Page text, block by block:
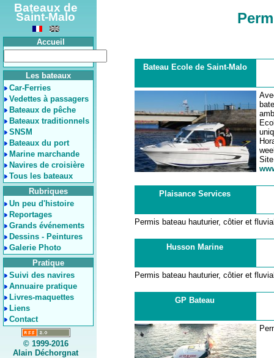
Bateaux de
Saint-Malo
Accueil
Les bateaux
Car-Ferries
Vedettes à passagers
Bateaux de pêche
Bateaux traditionnels
SNSM
Bateaux du port
Marine marchande
Navires de croisière
Tous les bateaux
Rubriques
Un peu d'histoire
Reportages
Grands événements
Dessins - Peintures
Galerie Photo
Pratique
Suivi des navires
Annuaire pratique
Livres-maquettes
Liens
Contact
© 1999-2016
Alain Déchorgnat
Bateau Ecole de Saint-Malo
Plaisance Services
Permis bateau hauturier, côtier et
Husson Marine
Permis bateau hauturier, côtier et
GP Bateau